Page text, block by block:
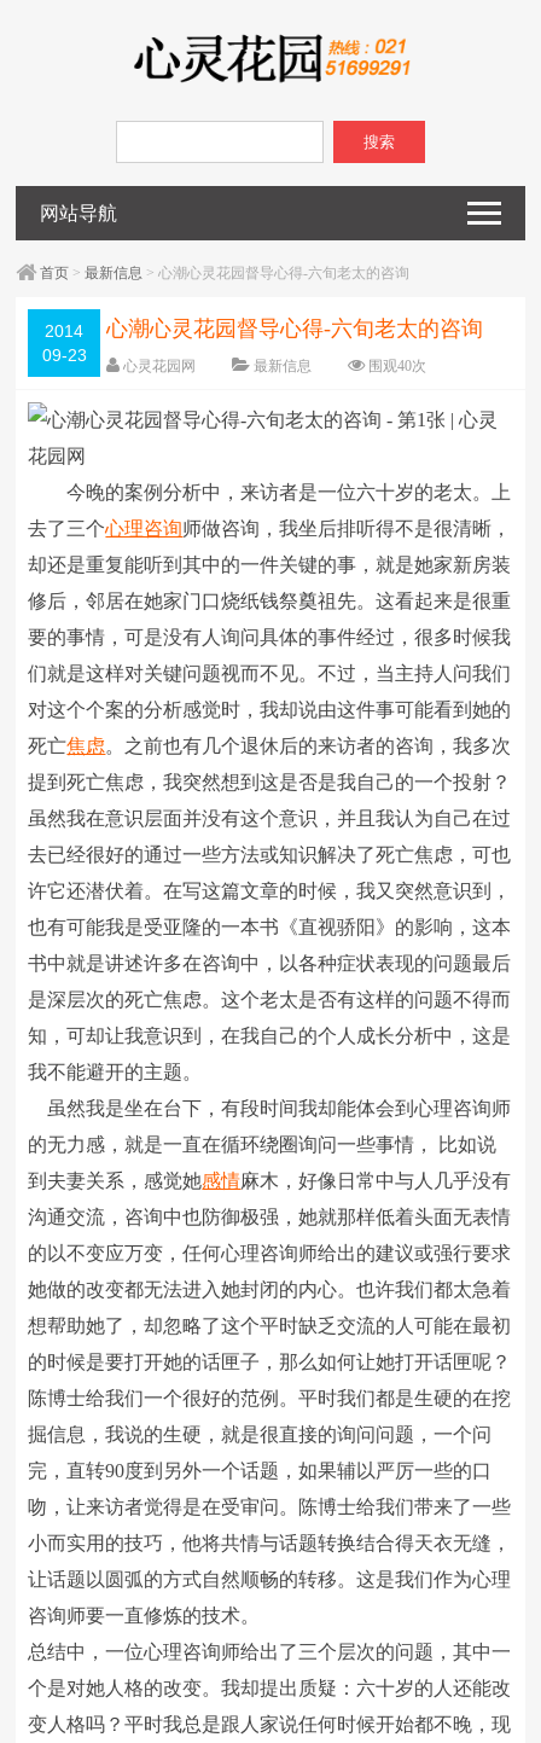
搜索
网站导航
首页 >最新信息 > 心潮心灵花园督导心得-六旬老太的咨询
2014
09-23
心潮心灵花园督导心得-六旬老太的咨询
心灵花园网 最新信息 围观40次
字体：大 中 小
今晚的案例分析中，来访者是一位六十岁的老太。上
去了三个心理咨询师做咨询，我坐后排听得不是很清晰，
却还是重复能听到其中的一件关键的事，就是她家新房装
修后，邻居在她家门口烧纸钱祭奠祖先。这看起来是很重
要的事情，可是没有人询问具体的事件经过，很多时候我
们就是这样对关键问题视而不见。不过，当主持人问我们
对这个个案的分析感觉时，我却说由这件事可能看到她的
死亡焦虑。之前也有几个退休后的来访者的咨询，我多次
提到死亡焦虑，我突然想到这是否是我自己的一个投射？
虽然我在意识层面并没有这个意识，并且我认为自己在过
去已经很好的通过一些方法或知识解决了死亡焦虑，可也
许它还潜伏着。在写这篇文章的时候，我又突然意识到，
也有可能我是受亚隆的一本书《直视骄阳》的影响，这本
书中就是讲述许多在咨询中，以各种症状表现的问题最后
是深层次的死亡焦虑。这个老太是否有这样的问题不得而
知，可却让我意识到，在我自己的个人成长分析中，这是
我不能避开的主题。
虽然我是坐在台下，有段时间我却能体会到心理咨询师
的无力感，就是一直在循环绕圈询问一些事情， 比如说
到夫妻关系，感觉她感情麻木，好像日常中与人几乎没有
沟通交流，咨询中也防御极强，她就那样低着头面无表情
的以不变应万变，任何心理咨询师给出的建议或强行要求
她做的改变都无法进入她封闭的内心。也许我们都太急着
想帮助她了，却忽略了这个平时缺乏交流的人可能在最初
的时候是要打开她的话匣子，那么如何让她打开话匣呢？
陈博士给我们一个很好的范例。平时我们都是生硬的在挖
掘信息，我说的生硬，就是很直接的询问问题，一个问
完，直转90度到另外一个话题，如果辅以严厉一些的口
吻，让来访者觉得是在受审问。陈博士给我们带来了一些
小而实用的技巧，他将共情与话题转换结合得天衣无缝，
让话题以圆弧的方式自然顺畅的转移。这是我们作为心理
咨询师要一直修炼的技术。
总结中，一位心理咨询师给出了三个层次的问题，其中一
个是对她人格的改变。我却提出质疑：六十岁的人还能改
变人格吗？平时我总是跟人家说任何时候开始都不晚，现